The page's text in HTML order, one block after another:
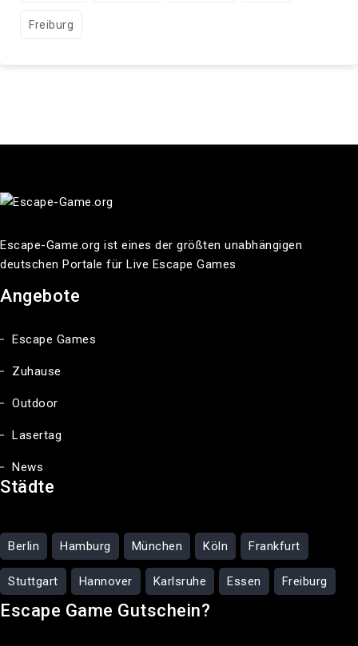
Freiburg
Escape-Game.org ist eines der größten unabhängigen
deutschen Portale für Live Escape Games
Angebote
Escape Games
Zuhause
Outdoor
Lasertag
News
Städte
Berlin Hamburg München Köln Frankfurt
Stuttgart Hannover Karlsruhe Essen Freiburg
Escape Game Gutschein?